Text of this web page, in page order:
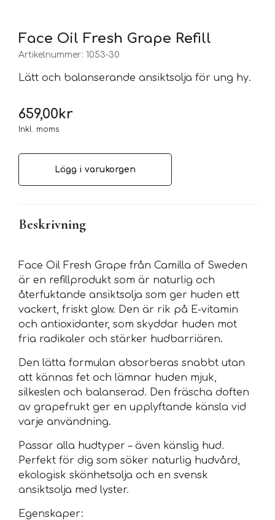
Face Oil Fresh Grape Refill
Artikelnummer: 1053-30
Lätt och balanserande ansiktsolja för ung hy.
659,00kr
Inkl. moms
Lägg i varukorgen
Beskrivning
Face Oil Fresh Grape från Camilla of Sweden
är en refillprodukt som är naturlig och
återfuktande ansiktsolja som ger huden ett
vackert, friskt glow. Den är rik på E-vitamin
och antioxidanter, som skyddar huden mot
fria radikaler och stärker hudbarriären.
Den lätta formulan absorberas snabbt utan
att kännas fet och lämnar huden mjuk,
silkeslen och balanserad. Den fräscha doften
av grapefrukt ger en upplyftande känsla vid
varje användning.
Passar alla hudtyper – även känslig hud.
Perfekt för dig som söker naturlig hudvård,
ekologisk skönhetsolja och en svensk
ansiktsolja med lyster.
Egenskaper: